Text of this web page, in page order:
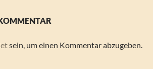
sein, um einen Kommentar abzugeben.